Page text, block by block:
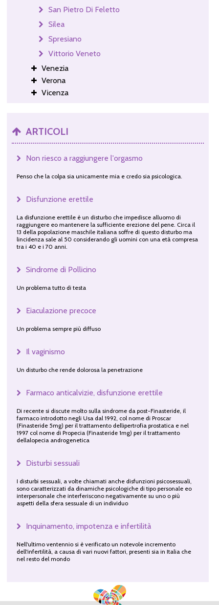
San Pietro Di Feletto
Silea
Spresiano
Vittorio Veneto
Venezia
Verona
Vicenza
ARTICOLI
Non riesco a raggiungere l'orgasmo
Penso che la colpa sia unicamente mia e credo sia psicologica.
Disfunzione erettile
La disfunzione erettile è un disturbo che impedisce alluomo di
raggiungere eo mantenere la sufficiente erezione del pene. Circa il
13 della popolazione maschile italiana soffre di questo disturbo ma
lincidenza sale al 50 considerando gli uomini con una età compresa
tra i 40 e i 70 anni.
Sindrome di Pollicino
Un problema tutto di testa
Eiaculazione precoce
Un problema sempre più diffuso
Il vaginismo
Un disturbo che rende dolorosa la penetrazione
Farmaco anticalvizie, disfunzione erettile
Di recente si discute molto sulla sindrome da post-Finasteride, il
farmaco introdotto negli Usa dal 1992, col nome di Proscar
(Finasteride 5mg) per il trattamento dellipertrofia prostatica e nel
1997 col nome di Propecia (Finasteride 1mg) per il trattamento
dellalopecia androgenetica
Disturbi sessuali
I disturbi sessuali, a volte chiamati anche disfunzioni psicosessuali,
sono caratterizzati da dinamiche psicologiche di tipo personale eo
interpersonale che interferiscono negativamente su uno o più
aspetti della sfera sessuale di un individuo
Inquinamento, impotenza e infertilità
Nell'ultimo ventennio si è verificato un notevole incremento
dell'infertilità, a causa di vari nuovi fattori, presenti sia in Italia che
nel resto del mondo